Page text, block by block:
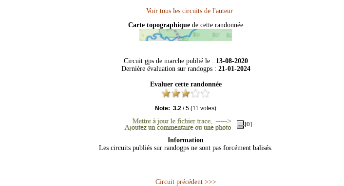
Carte topographique de cette randonnée
Circuit gps de marche publié le : 13-08-2020
Dernière évaluation sur randogps : 21-01-2024
Evaluer cette randonnée
Note: 3.2 /5 (11 votes)
[0]
Information
Les circuits publiés sur randogps ne sont pas forcément balisés.
Circuit précédent >>>